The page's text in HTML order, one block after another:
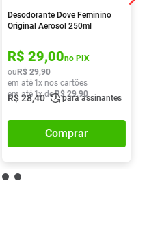
Desodorante Dove Feminino
Original Aerosol 250ml
R$ 29,00no PIX
ou R$ 29,90
em até 1x nos cartões
em até 1x deR$ 29,90
R$28,40 para assinantes
Comprar